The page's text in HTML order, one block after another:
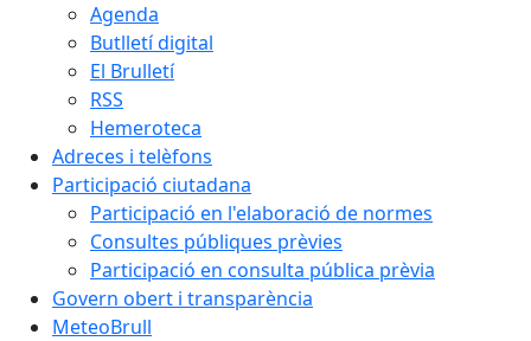
Agenda
Butlletí digital
El Brulletí
RSS
Hemeroteca
Adreces i telèfons
Participació ciutadana
Participació en l'elaboració de normes
Consultes públiques prèvies
Participació en consulta pública prèvia
Govern obert i transparència
MeteoBrull